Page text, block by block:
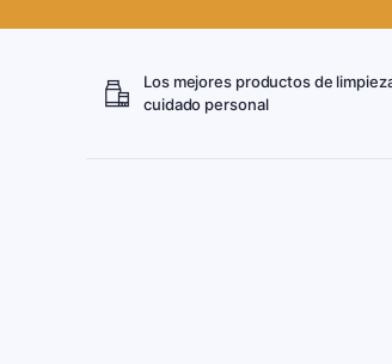
Los mejores productos de
cuidado personal